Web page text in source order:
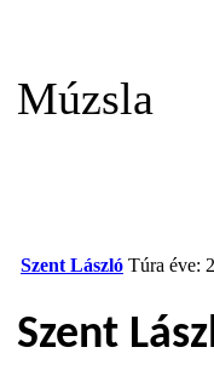
Múzsla
Szent László Túra éve:
Szent